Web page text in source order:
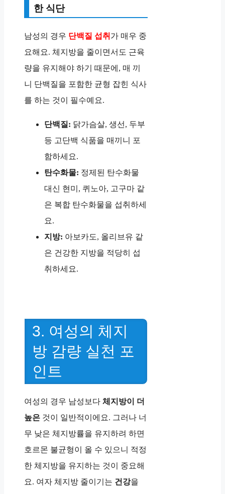
한 식단
남성의 경우 단백질 섭취 가 매우 중
요해요. 체지방을 줄이면서도 근육
량을 유지해야 하기 때문에, 매 끼
니 단백질을 포함한 균형 잡힌 식사
를 하는 것이 필수예요.
단백질: 닭가슴살, 생선, 두부
등 고단백 식품을 매끼니 포
함하세요.
탄수화물: 정제된 탄수화물
대신 현미, 퀴노아, 고구마 같
은 복합 탄수화물을 섭취하세
요.
지방: 아보카도, 올리브유 같
은 건강한 지방을 적당히 섭
취하세요.
3. 여성의 체지
방 감량 실천 포
인트
여성의 경우 남성보다 체지방이 더
높은 것이 일반적이에요. 그러나 너
무 낮은 체지방률을 유지하려 하면
호르몬 불균형이 올 수 있으니 적정
한 체지방을 유지하는 것이 중요해
요. 여자 체지방 줄이기는 건강을